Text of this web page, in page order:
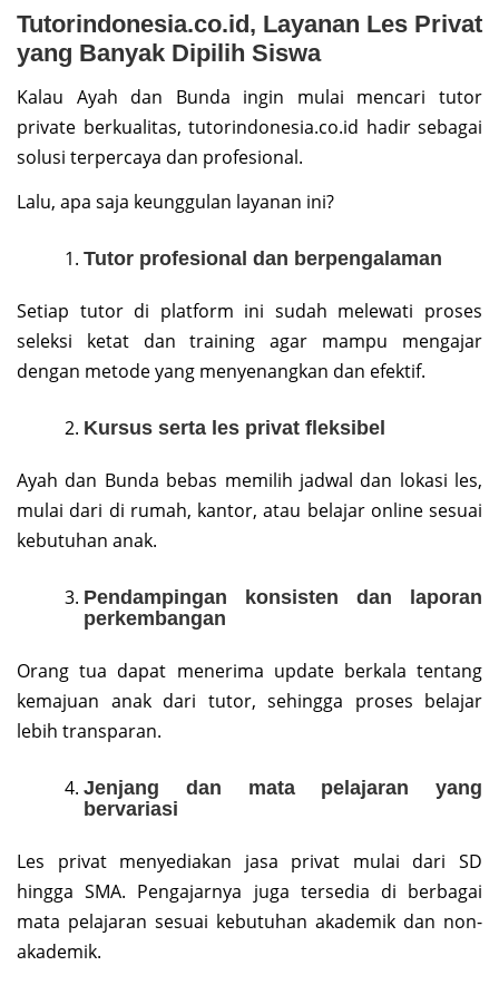
Tutorindonesia.co.id, Layanan Les Privat
yang Banyak Dipilih Siswa
Kalau Ayah dan Bunda ingin mulai mencari tutor
private berkualitas, tutorindonesia.co.id hadir sebagai
solusi terpercaya dan profesional.
Lalu, apa saja keunggulan layanan ini?
Tutor profesional dan berpengalaman
Setiap tutor di platform ini sudah melewati proses
seleksi ketat dan training agar mampu mengajar
dengan metode yang menyenangkan dan efektif.
Kursus serta les privat fleksibel
Ayah dan Bunda bebas memilih jadwal dan lokasi les,
mulai dari di rumah, kantor, atau belajar online sesuai
kebutuhan anak.
Pendampingan konsisten dan laporan
perkembangan
Orang tua dapat menerima update berkala tentang
kemajuan anak dari tutor, sehingga proses belajar
lebih transparan.
Jenjang dan mata pelajaran yang
bervariasi
Les privat menyediakan jasa privat mulai dari SD
hingga SMA. Pengajarnya juga tersedia di berbagai
mata pelajaran sesuai kebutuhan akademik dan non-
akademik.